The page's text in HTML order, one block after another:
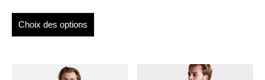
Choix des options